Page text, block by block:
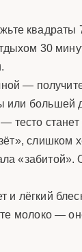
30
—
или
тесто станет
слишком
лёгкий
молоко —